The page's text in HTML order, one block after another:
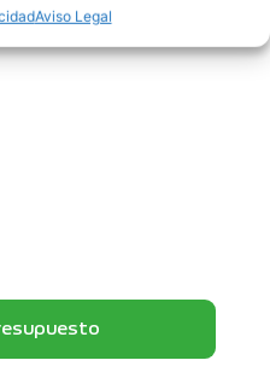
Aviso Legal
7944 ; 1215 7944